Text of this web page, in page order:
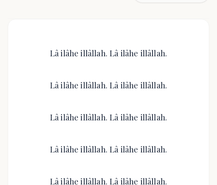
Lâ ilâhe illâllah. Lâ ilâhe illâllah.
Lâ ilâhe illâllah. Lâ ilâhe illâllah.
Lâ ilâhe illâllah. Lâ ilâhe illâllah.
Lâ ilâhe illâllah. Lâ ilâhe illâllah.
Lâ ilâhe illâllah. Lâ ilâhe illâllah.